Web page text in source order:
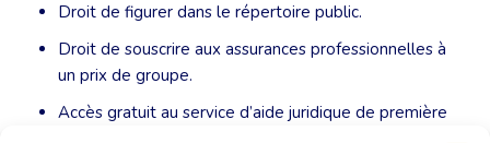
Droit de figurer dans le répertoire public.
Droit de souscrire aux assurances professionnelles à
un prix de groupe.
Accès gratuit au service d’aide juridique de première